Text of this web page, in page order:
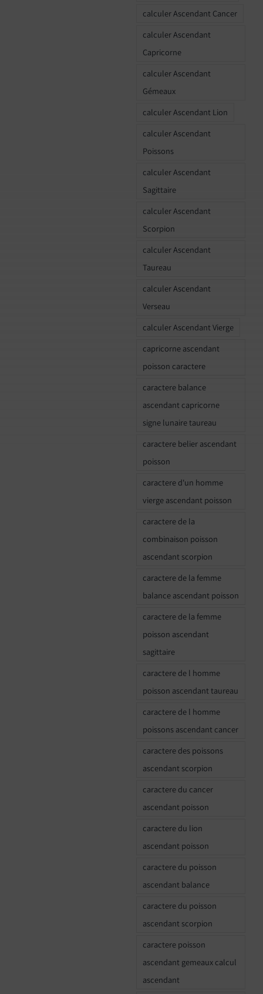
calculer Ascendant Cancer
calculer Ascendant
Capricorne
calculer Ascendant
Gémeaux
calculer Ascendant Lion
calculer Ascendant
Poissons
calculer Ascendant
Sagittaire
calculer Ascendant
Scorpion
calculer Ascendant
Taureau
calculer Ascendant
Verseau
calculer Ascendant Vierge
capricorne ascendant
poisson caractere
caractere balance
ascendant capricorne
signe lunaire taureau
caractere belier ascendant
poisson
caractere d'un homme
vierge ascendant poisson
caractere de la
combinaison poisson
ascendant scorpion
caractere de la femme
balance ascendant poisson
caractere de la femme
poisson ascendant
sagittaire
caractere de l homme
poisson ascendant taureau
caractere de l homme
poissons ascendant cancer
caractere des poissons
ascendant scorpion
caractere du cancer
ascendant poisson
caractere du lion
ascendant poisson
caractere du poisson
ascendant balance
caractere du poisson
ascendant scorpion
caractere poisson
ascendant gemeaux calcul
ascendant